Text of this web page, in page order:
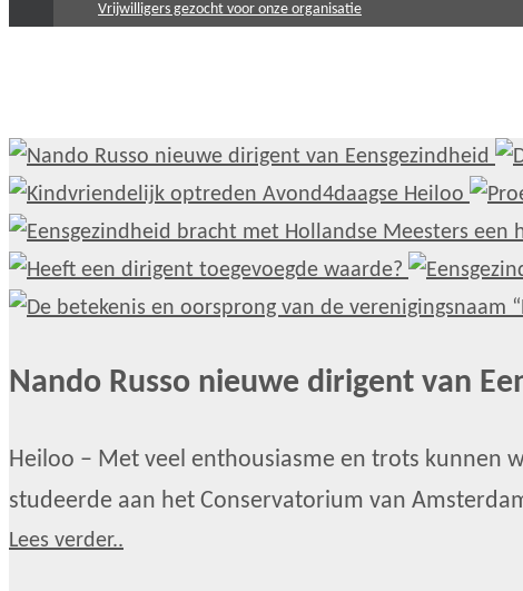
Vrijwilligers gezocht voor onze organisatie
Nando Russo nieuwe dirigent van
Heiloo – Met veel enthousiasme en trots kunnen
studeerde aan het Conservatorium van
Lees verder..